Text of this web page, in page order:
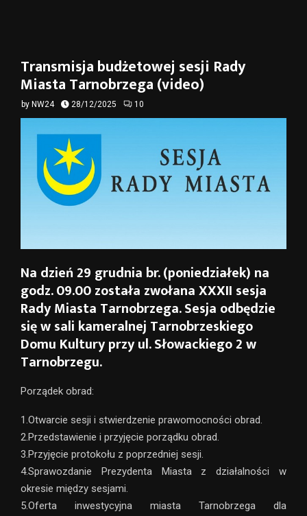
Transmisja budżetowej sesji Rady
Miasta Tarnobrzega (video)
by NW24 28/12/2025 10
Na dzień 29 grudnia br. (poniedziałek) na
godz. 09.00 została zwołana XXXII sesja
Rady Miasta Tarnobrzega. Sesja odbędzie
się w sali kameralnej Tarnobrzeskiego
Domu Kultury przy ul. Słowackiego 2 w
Tarnobrzegu.
Porządek obrad:
1.Otwarcie sesji i stwierdzenie prawomocności obrad.
2.Przedstawienie i przyjęcie porządku obrad.
3.Przyjęcie protokołu z poprzedniej sesji.
4.Sprawozdanie Prezydenta Miasta z działalności w
okresie między sesjami.
5.Oferta inwestycyjna miasta Tarnobrzega dla